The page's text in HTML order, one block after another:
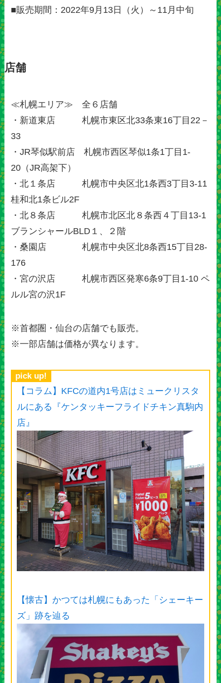
■販売期間：2022年9月13日（火）～11月中旬
店舗
≪札幌エリア≫ 全６店舗
・新道東店 札幌市東区北33条東16丁目22－
33
・JR琴似駅前店 札幌市西区琴似1条1丁目1-
20（JR高架下）
・北１条店 札幌市中央区北1条西3丁目3-11
桂和北1条ビル2F
・北８条店 札幌市北区北８条西４丁目13-1
ブランシャールBLD１、２階
・桑園店 札幌市中央区北8条西15丁目28-
176
・宮の沢店 札幌市西区発寒6条9丁目1-10 ペ
ルル宮の沢1F
※首都圏・仙台の店舗でも販売。
※一部店舗は価格が異なります。
pick up!
【コラム】KFCの道内1号店はミュークリスタ
ルにある『ケンタッキーフライドチキン真駒内
店』
【懐古】かつては札幌にもあった「シェーキー
ズ」跡を辿る